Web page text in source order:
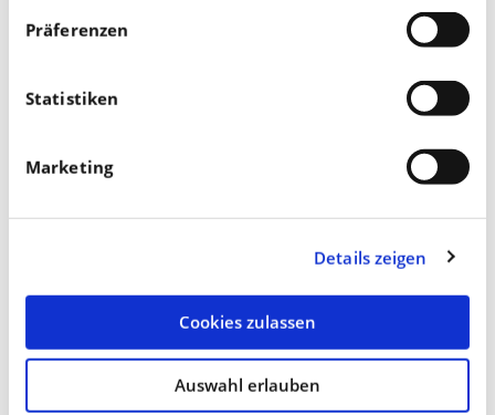
Präferenzen
Statistiken
Marketing
Details zeigen
Cookies zulassen
Auswahl erlauben
Um das richtige Maß zu finden, sind Nadel-Analysen
sehr hilfreich, welche einen latenten Nährstoffmangel
anzeigen. Das ist sehr wichtig, denn meistens werden
am Baum erst ab Mitte September Magnesium-
Mangelsymptome sichtbar. Bewährt haben sich
insbesondere Kombinations-Düngungen mit Kalium
und Magnesium zwischen Mitte Juni und Mitte
September. Magnesium sorgt für die Färbung und
Stickstoff kann in mäßigen Gaben noch für weitere vier
Wochen über den Boden appliziert werden. Je später
der Termin, desto schneller muss der Stickstoff dann